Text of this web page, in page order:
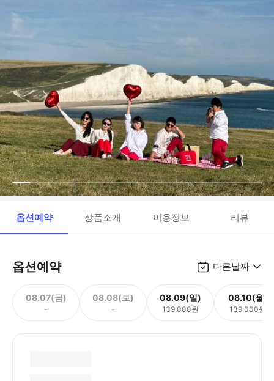
옵션예약 상품소개 이용정보 리뷰
옵션예약 다른날짜
08.07(금)
-
08.08(토)
-
08.09(일)
139,000원
08.10(월)
139,000원